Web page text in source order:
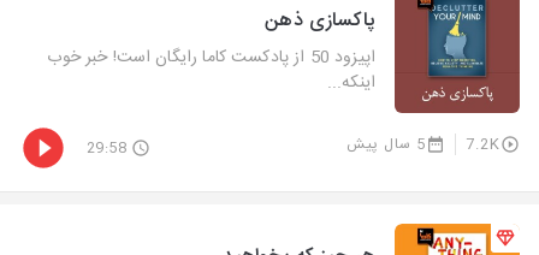
پاکسازی ذهن
اپیزود 50 از پادکست کاما رایگان است! خبر خوب
اینکه...
7.2K 5 سال پیش 29:58